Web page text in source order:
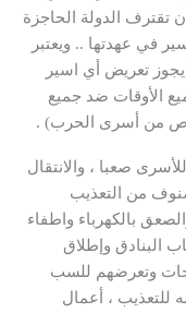
تقترف الدولة الحاجزة
في عهدتها .. ويعتبر
تعريض أي اسير
الأوقات ضد جميع
من أسرى الحرب) .
صعبا ، والانتقال
من التعذيب
بالكهرباء واطفاء
البنادق وإطلاق
وتعرضهم للسب
للتعذيب ، أعمال